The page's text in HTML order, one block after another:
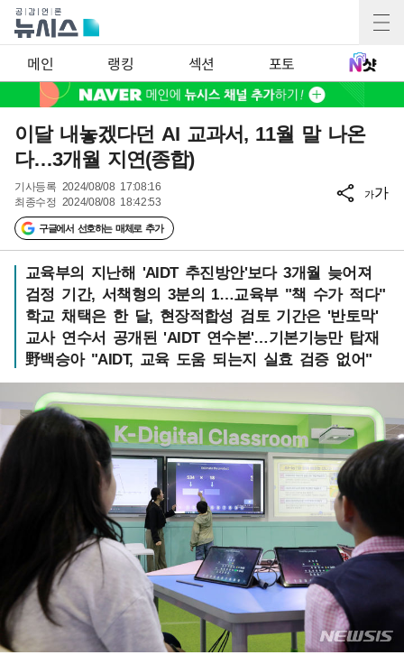
메인 랭킹 섹션 포토
이달 내놓겠다던 AI 교과서, 11월 말 나온
다…3개월 지연(종합)
기사등록 2024/08/08 17:08:16
최종수정 2024/08/08 18:42:53
구글에서 선호하는 매체로 추가
가가
교육부의 지난해 'AIDT 추진방안'보다 3개월 늦어져
검정 기간, 서책형의 3분의 1…교육부 "책 수가 적다"
학교 채택은 한 달, 현장적합성 검토 기간은 '반토막'
교사 연수서 공개된 'AIDT 연수본'…기본기능만 탑재
野백승아 "AIDT, 교육 도움 되는지 실효 검증 없어"